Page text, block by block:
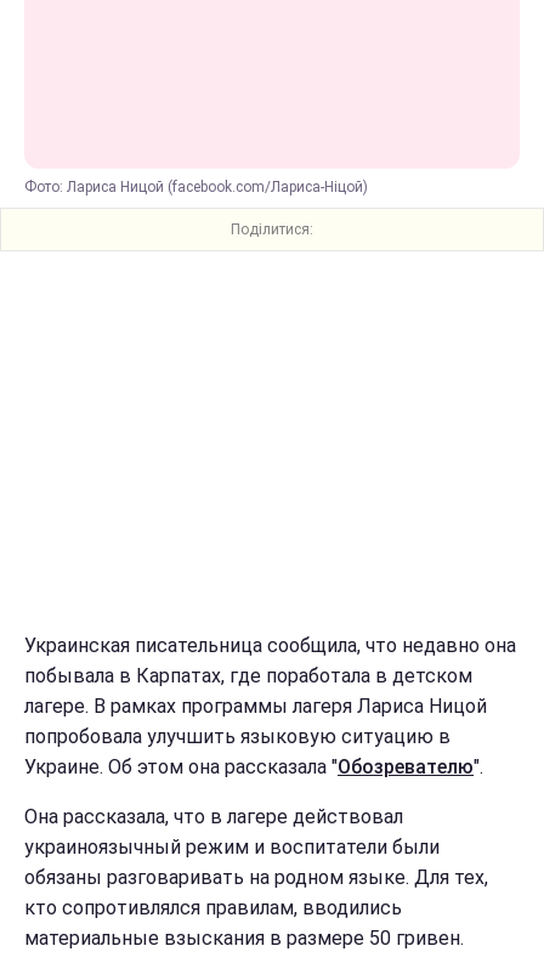
Фото: Лариса Ницой (facebook.com/Лариса-Ніцой)
Поділитися:
Украинская писательница сообщила, что недавно она
побывала в Карпатах, где поработала в детском
лагере. В рамках программы лагеря Лариса Ницой
попробовала улучшить языковую ситуацию в
Украине. Об этом она рассказала "Обозревателю".
Она рассказала, что в лагере действовал
украиноязычный режим и воспитатели были
обязаны разговаривать на родном языке. Для тех,
кто сопротивлялся правилам, вводились
материальные взыскания в размере 50 гривен.